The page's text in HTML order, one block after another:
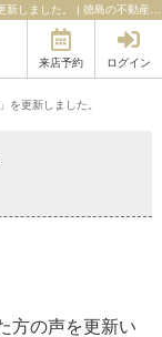
来店予約 ログイン
を更新しました。
方の声を更新い